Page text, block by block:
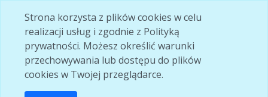
Strona korzysta z plików cookies w celu
realizacji usług i zgodnie z Polityką
prywatności. Możesz określić warunki
przechowywania lub dostępu do plików
cookies w Twojej przeglądarce.